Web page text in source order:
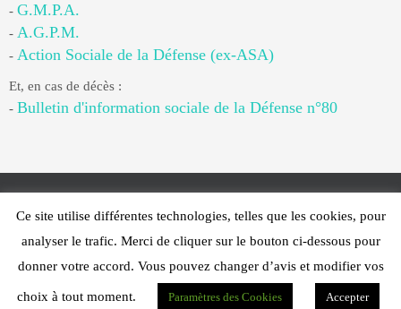
- G.M.P.A.
- A.G.P.M.
- Action Sociale de la Défense (ex-ASA)
Et, en cas de décès :
- Bulletin d'information sociale de la Défense n°80
Web Design - PFS Concept Toulon - © 2025
Fonctionne avec Nirvana WordPress.
Ce site utilise différentes technologies, telles que les cookies, pour
analyser le trafic. Merci de cliquer sur le bouton ci-dessous pour
donner votre accord. Vous pouvez changer d’avis et modifier vos
choix à tout moment. Paramètres des Cookies Accepter